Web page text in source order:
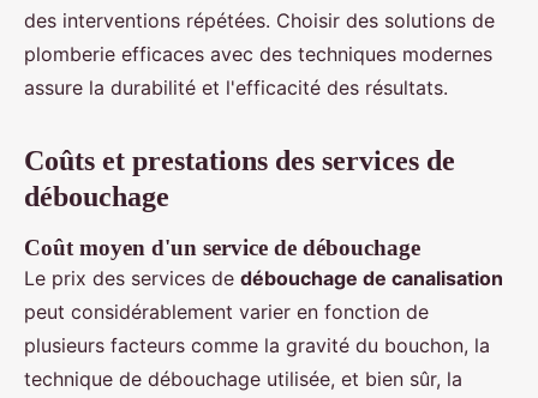
des interventions répétées. Choisir des solutions de
plomberie efficaces avec des techniques modernes
assure la durabilité et l'efficacité des résultats.
Coûts et prestations des services de
débouchage
Coût moyen d'un service de débouchage
Le prix des services de débouchage de canalisation
peut considérablement varier en fonction de
plusieurs facteurs comme la gravité du bouchon, la
technique de débouchage utilisée, et bien sûr, la